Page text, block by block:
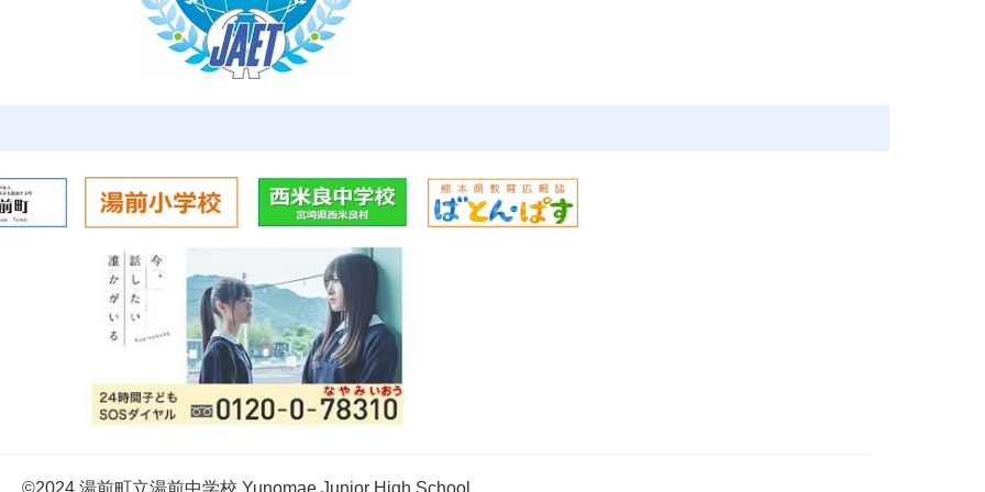
©2024 湯前町立湯前中学校 Yunomae Junior High School